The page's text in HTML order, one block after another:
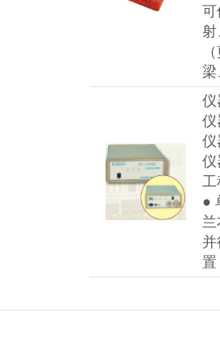
可
梁
仪
仪
仪
仪
工
●
置